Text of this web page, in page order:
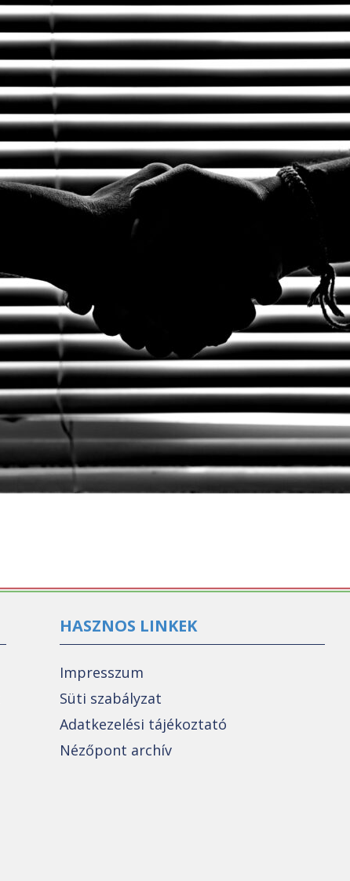
HASZNOS LINKEK
Impresszum
Süti szabályzat
Adatkezelési tájékoztató
Nézőpont archív